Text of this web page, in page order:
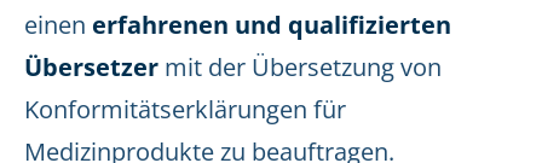
einen erfahrenen und qualifizierten
Übersetzer mit der Übersetzung von
Konformitätserklärungen für
Medizinprodukte zu beauftragen.